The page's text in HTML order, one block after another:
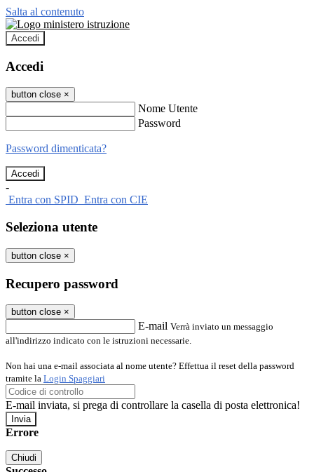
Salta al contenuto
Accedi
Accedi
button close ×
Nome Utente
Password
Password dimenticata?
-
Entra con SPID Entra con CIE
Seleziona utente
button close ×
Recupero password
button close ×
E-mail Verrà inviato un messaggio
all'indirizzo indicato con le istruzioni necessarie.
Non hai una e-mail associata al nome utente? Effettua il reset della password
tramite la Login Spaggiari
E-mail inviata, si prega di controllare la casella di posta elettronica!
Errore
Chiudi